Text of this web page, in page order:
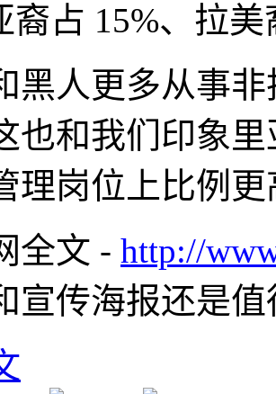
裔占 15%、拉
黑人更多从事
也和我们印象
理岗位上比例更
全文 - http://
宣传海报还是